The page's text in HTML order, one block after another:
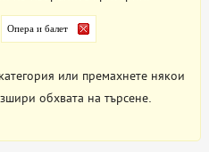
Опера и балет
или премахнете някои
обхвата на търсене.